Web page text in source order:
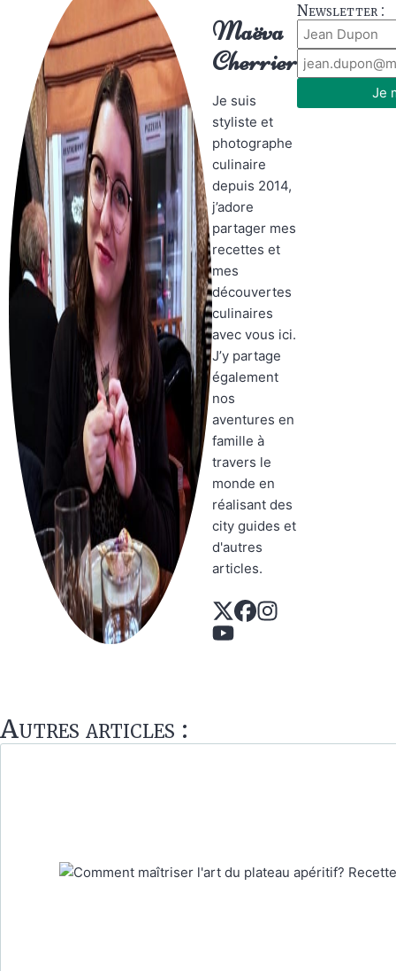
Maëva
Cherrier
Je suis
styliste et
photographe
culinaire
depuis 2014,
j’adore
partager mes
recettes et
mes
découvertes
culinaires
avec vous ici.
J’y partage
également
nos
aventures en
famille à
travers le
monde en
réalisant des
city guides et
d'autres
articles.
Newsletter :
Je
Autres articles :